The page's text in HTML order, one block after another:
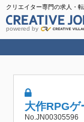
クリエイター専門の求人・
powered by
大作RPGゲ
No.JN00305596